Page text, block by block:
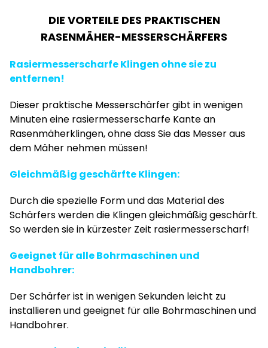
DIE VORTEILE DES PRAKTISCHEN
RASENMÄHER-MESSERSCHÄRFERS
Rasiermesserscharfe Klingen ohne sie zu
entfernen!
Dieser praktische Messerschärfer gibt in wenigen
Minuten eine rasiermesserscharfe Kante an
Rasenmäherklingen, ohne dass Sie das Messer aus
dem Mäher nehmen müssen!
Gleichmäßig geschärfte Klingen:
Durch die spezielle Form und das Material des
Schärfers werden die Klingen gleichmäßig geschärft.
So werden sie in kürzester Zeit rasiermesserscharf!
Geeignet für alle Bohrmaschinen und
Handbohrer:
Der Schärfer ist in wenigen Sekunden leicht zu
installieren und geeignet für alle Bohrmaschinen und
Handbohrer.